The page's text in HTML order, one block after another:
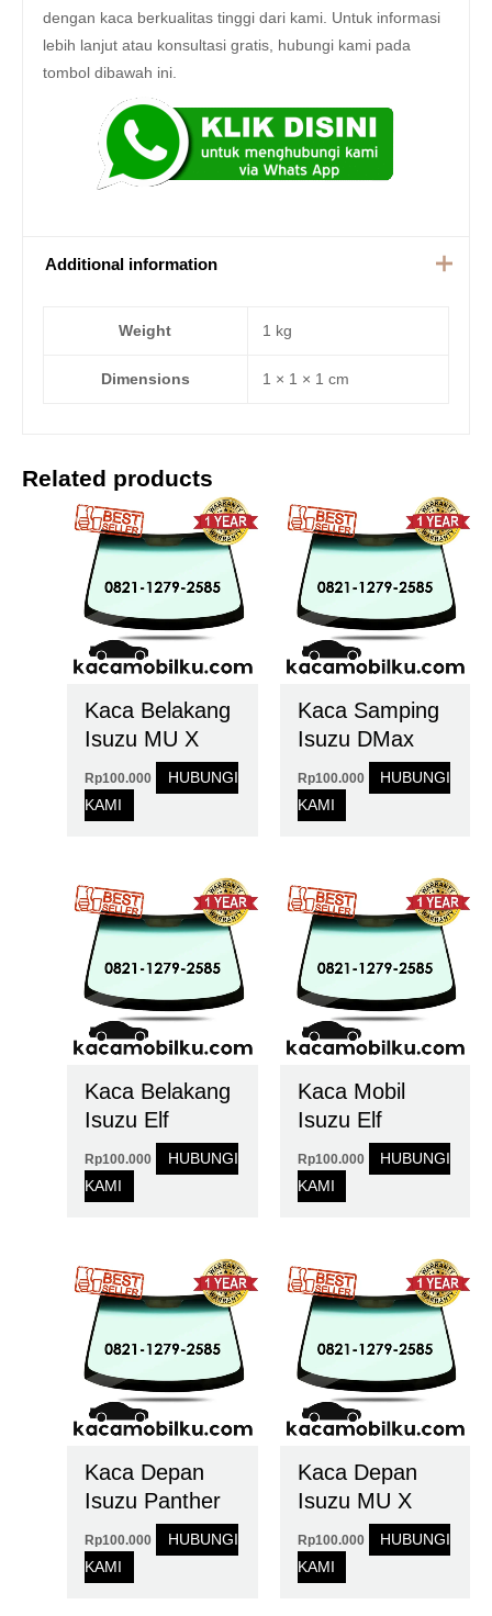
dengan kaca berkualitas tinggi dari kami. Untuk informasi
lebih lanjut atau konsultasi gratis, hubungi kami pada
tombol dibawah ini.
Additional information
Weight 1 kg
Dimensions 1 × 1 × 1 cm
Related products
Kaca Belakang
Isuzu MU X
Rp100.000
HUBUNGI
KAMI
Kaca Samping
Isuzu DMax
Rp100.000
HUBUNGI
KAMI
Kaca Belakang
Isuzu Elf
Rp100.000
HUBUNGI
KAMI
Kaca Mobil
Isuzu Elf
Rp100.000
HUBUNGI
KAMI
Kaca Depan
Isuzu Panther
Rp100.000
HUBUNGI
KAMI
Kaca Depan
Isuzu MU X
Rp100.000
HUBUNGI
KAMI